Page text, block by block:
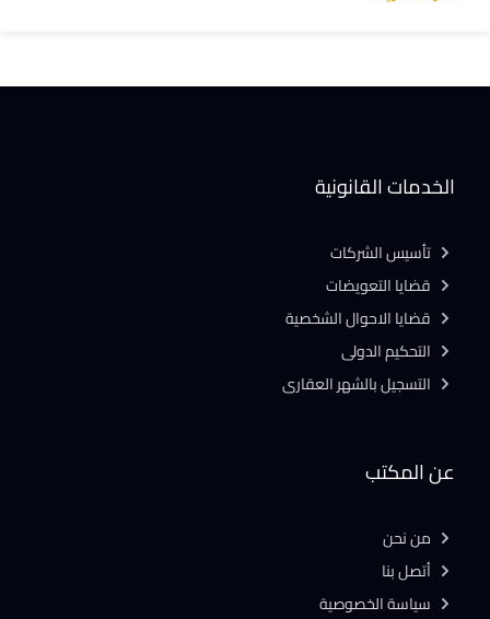
عن المكتب
من نحن
أتصل بنا
سياسة الخصوصية
الخدمات القانونية
تأسيس الشركات
قضايا التعويضات
قضايا الاحوال الشخصية
التحكيم الدولى
التسجيل بالشهر العقارى